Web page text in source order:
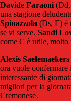
Davide Faraoni (Dd,
una stagione
Spinazzola (Ds, E) è
se vi serve. Sandi
come C è utile, molto
Alexis Saelemaekers
ora vuole
interessante di
migliori per la
Cremonese.